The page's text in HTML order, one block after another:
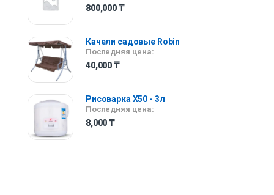
800,000 ₸
Качели садовые Robin
Последняя цена:
40,000 ₸
Рисоварка X50 - 3л
Последняя цена:
8,000 ₸